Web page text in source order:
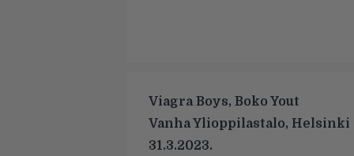
Viagra Boys, Boko Yout
Vanha Ylioppilastalo, Helsinki
31.3.2023.